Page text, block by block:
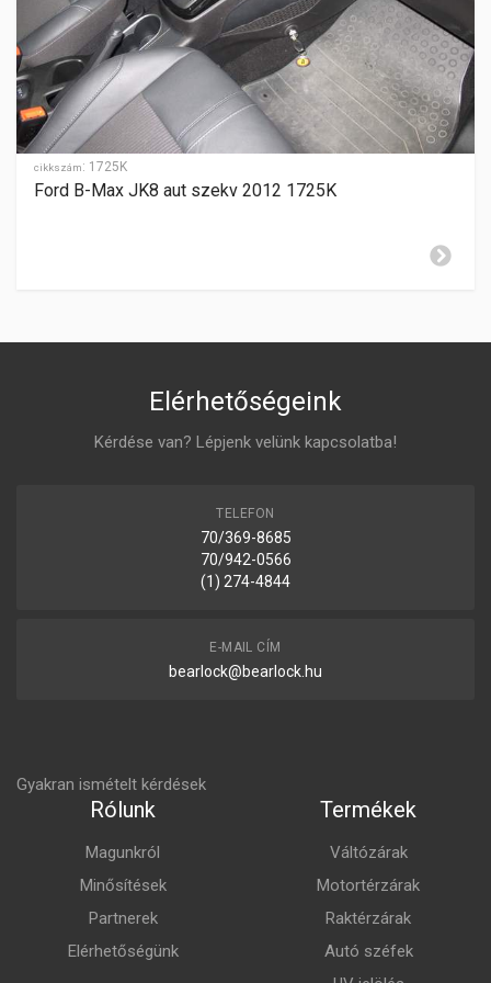
SEBESSÉGFOKOZATOK
5
HÁTRAMENET
hátul
GYÁRTÁSI ÉV
2008-2012.06.-ig
cikkszám: 1725K
Ford B-Max JK8 aut szekv 2012 1725K
Elérhetőségeink
Kérdése van? Lépjenk velünk kapcsolatba!
TELEFON
70/369-8685
70/942-0566
(1) 274-4844
E-MAIL CÍM
bearlock@bearlock.hu
Gyakran ismételt kérdések
Rólunk
Magunkról
Minősítések
Partnerek
Elérhetőségünk
Termékek
Váltózárak
Motortérzárak
Raktérzárak
Autó széfek